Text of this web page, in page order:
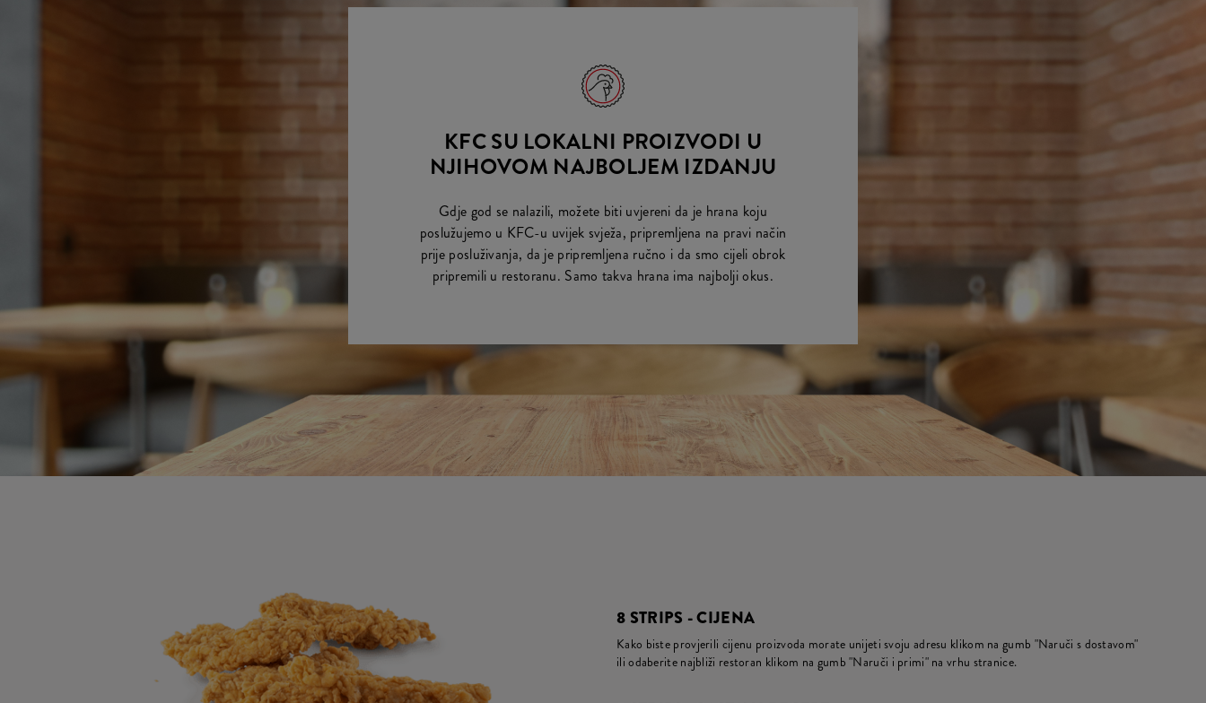
KFC SU LOKALNI PROIZVODI U
NJIHOVOM NAJBOLJEM IZDANJU
Gdje god se nalazili, možete biti uvjereni da je hrana koju
poslužujemo u KFC-u uvijek svježa, pripremljena na pravi način
prije posluživanja, da je pripremljena ručno i da smo cijeli obrok
pripremili u restoranu. Samo takva hrana ima najbolji okus.
8 STRIPS - CIJENA
Kako biste provjerili cijenu proizvoda morate unijeti svoju adresu klikom na gumb "Naruči s dostavom"
ili odaberite najbliži restoran klikom na gumb "Naruči i primi" na vrhu stranice.